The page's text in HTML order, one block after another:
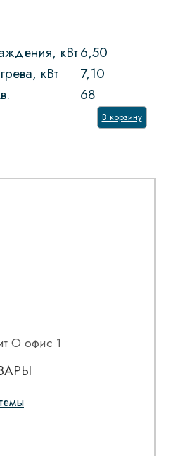
кВт6,50
кВт
7,10
68
В корзину
О офис 1